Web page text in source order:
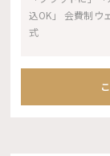
込OK」 会費制ウ
式